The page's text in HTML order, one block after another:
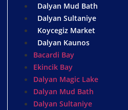
Dalyan Mud Bath
Dalyan Sultaniye
Koycegiz Market
Dalyan Kaunos
Bacardi Bay
Ekincik Bay
Dalyan Magic Lake
Dalyan Mud Bath
Dalyan Sultaniye